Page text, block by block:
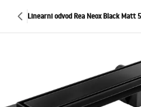
Linearni odvod Rea Neox Black Matt